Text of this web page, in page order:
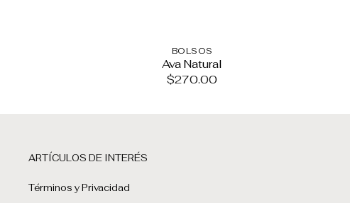
BOLSOS
Ava Natural
$270.00
ARTÍCULOS DE INTERÉS
Términos y Privacidad